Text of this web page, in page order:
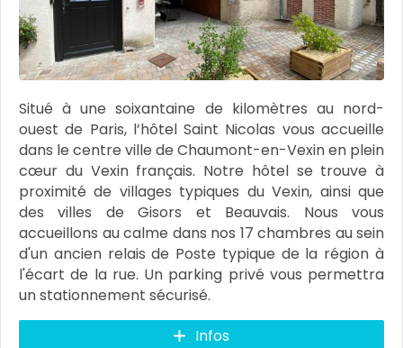
Situé à une soixantaine de kilomètres au nord-
ouest de Paris, l’hôtel Saint Nicolas vous accueille
dans le centre ville de Chaumont-en-Vexin en plein
cœur du Vexin français. Notre hôtel se trouve à
proximité de villages typiques du Vexin, ainsi que
des villes de Gisors et Beauvais. Nous vous
accueillons au calme dans nos 17 chambres au sein
d'un ancien relais de Poste typique de la région à
l'écart de la rue. Un parking privé vous permettra
un stationnement sécurisé.
Infos